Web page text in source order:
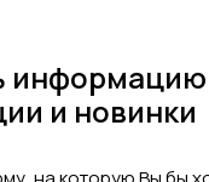
информацию
и новинки